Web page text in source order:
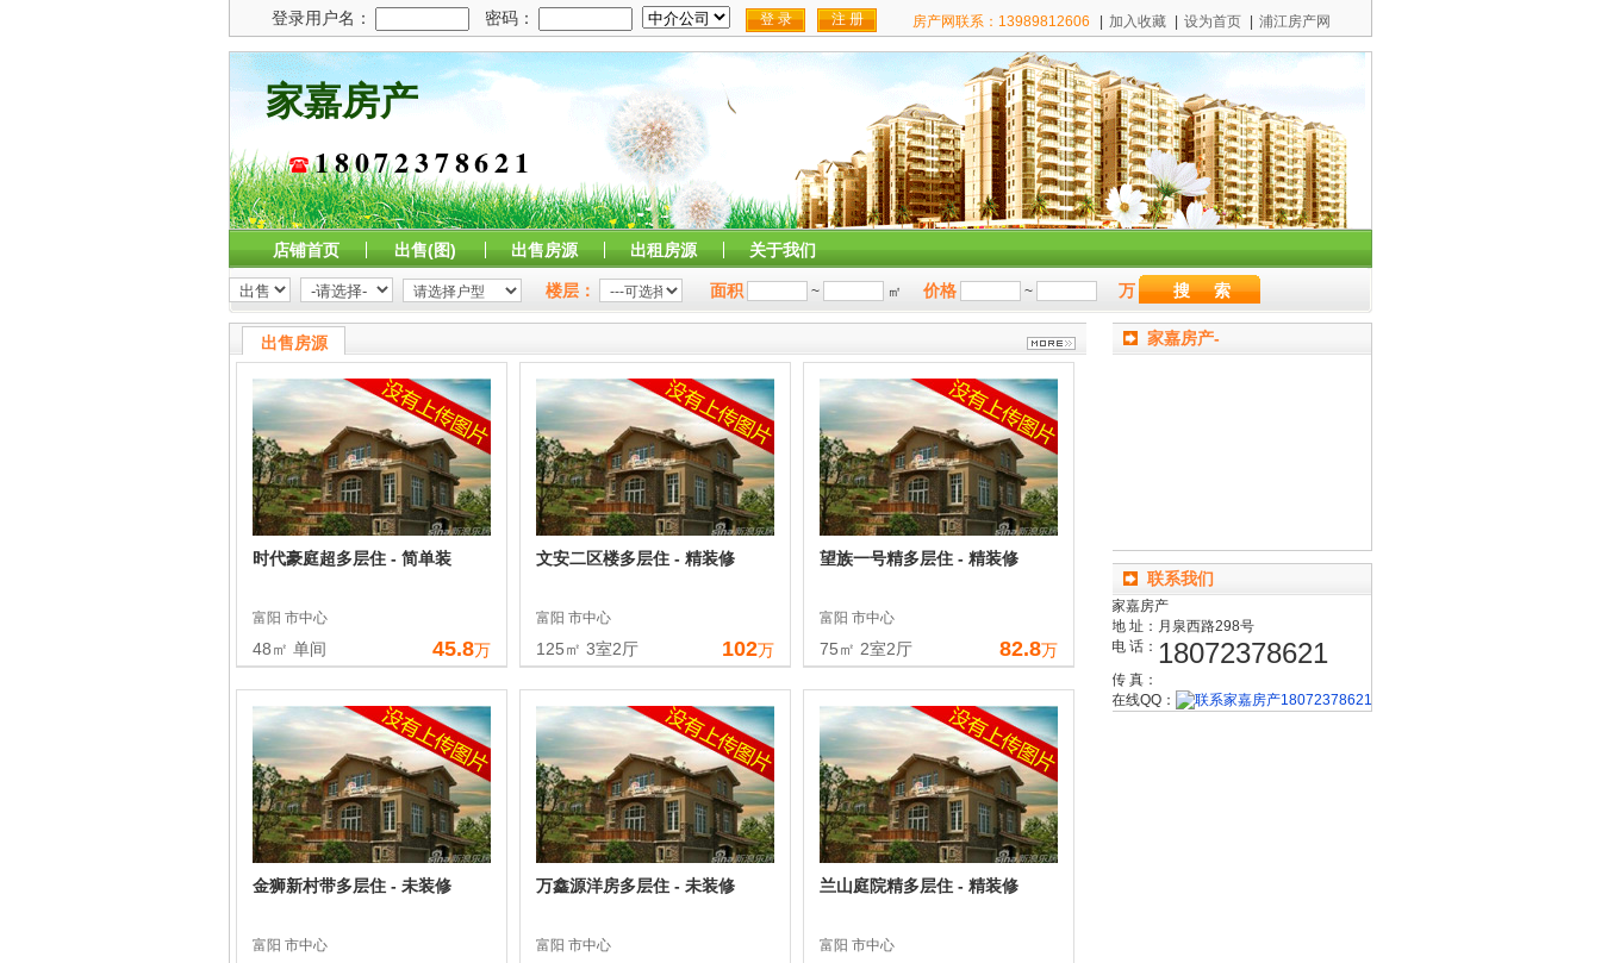
家嘉房产
18072378621
店铺首页 出售(图) 出售房源 出租房源 关于我们
楼层： 面积 ~ ㎡ 价格 ~ 万
出售房源
时代豪庭超多层住 - 简单装
富阳 市中心
48㎡ 单间 45.8万
文安二区楼多层住 - 精装修
富阳 市中心
125㎡ 3室2厅 102万
望族一号精多层住 - 精装修
富阳 市中心
75㎡ 2室2厅 82.8万
金狮新村带多层住 - 未装修
富阳 市中心
万鑫源洋房多层住 - 未装修
富阳 市中心
兰山庭院精多层住 - 精装修
富阳 市中心
家嘉房产-
联系我们
家嘉房产
地 址： 月泉西路298号
电 话： 18072378621
传 真：
在线QQ：
18072378621